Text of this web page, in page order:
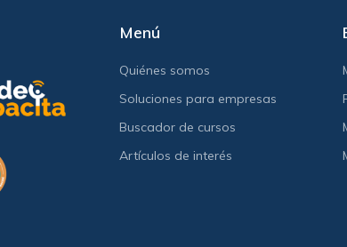
Menú
Quiénes somos
Soluciones para empresas
Buscador de cursos
Artículos de interés